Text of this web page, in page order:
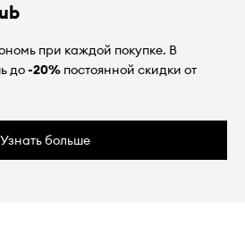
при каждой покупке. В
до-20% постоянной скидки от
Узнать больше